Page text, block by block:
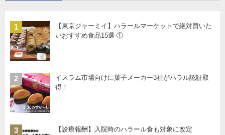
1
【東京ジャーミイ】ハラールマーケットで絶対買いた
いおすすめ食品15選-①
2
イスラム市場向けに菓子メーカー3社がハラル認証取
得！
3 【診療報酬】入院時のハラール食も対象に改定